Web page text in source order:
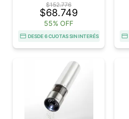
$152.776
$68.749
55% OFF
DESDE 6 CUOTAS SIN INTERÉS